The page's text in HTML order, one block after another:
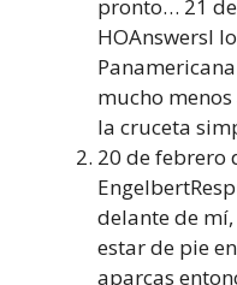
pronto… 21
HOAnswersI
mucho
la cruceta
20 de febrero
delante de
estar de pie
aparcas